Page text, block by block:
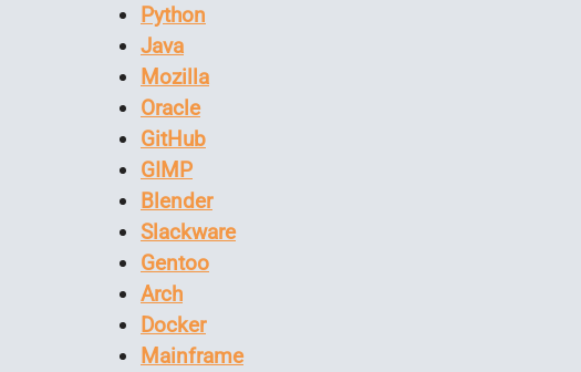
Python
Java
Mozilla
Oracle
GitHub
GIMP
Blender
Slackware
Gentoo
Arch
Docker
Mainframe